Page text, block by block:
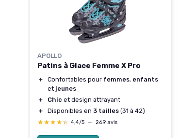
APOLLO
Patins à Glace Femme X Pro
＋ Confortables pour femmes, enfants
et jeunes
＋
Chic et design attrayant
＋
Disponibles en 3 tailles (31 à 42)
★★★★★
★★★★★ 4,4/5 — 269 avis